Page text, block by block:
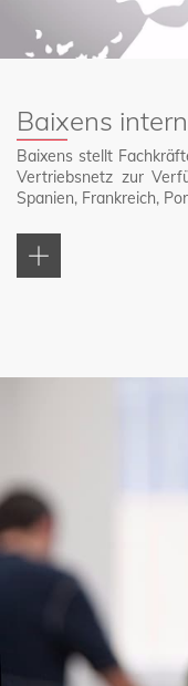
Baixens
Baixens stellt
Vertriebsnetz zur
Spanien, Frankreich,
unseren
Ein Team aus
Produktivität und
Einhaltung der
eine kundenorientierte
auf die Unterstützung
die Schlüssel unseres